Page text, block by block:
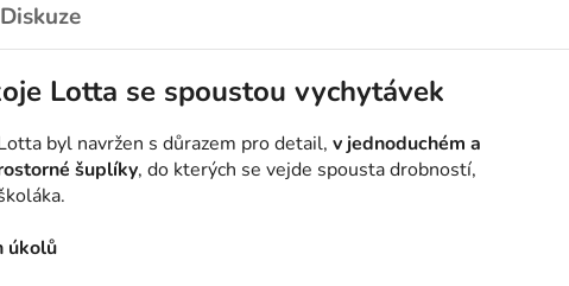
Diskuze
Lotta se spoustou vychytávek
byl navržen s důrazem pro detail, v jednoduchém a
šuplíky, do kterých se vejde spousta drobností,
úkolů